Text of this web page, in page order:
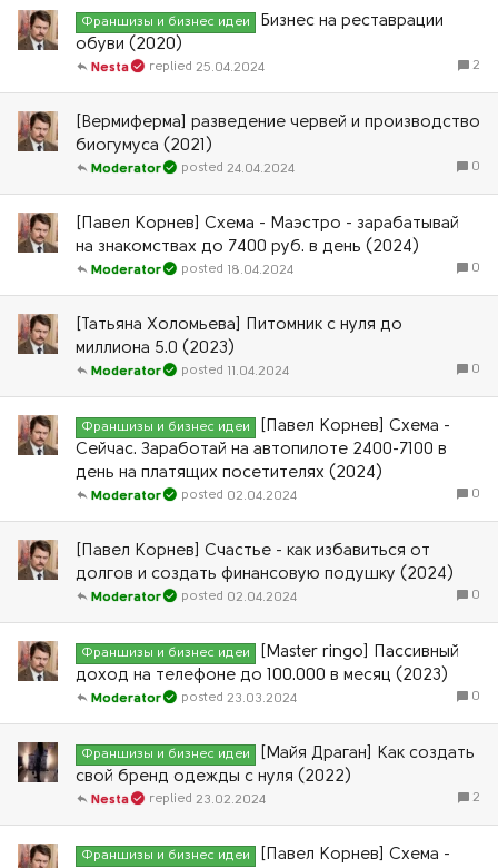
Франшизы и бизнес идеи
Бизнес на реставрации
обуви (2020)
2
25.04.2024
Nesta
[Вермиферма] разведение червей и производство
биогумуса (2021)
0
24.04.2024
Moderator
[Павел Корнев] Схема - Маэстро - зарабатывай
на знакомствах до 7400 руб. в день (2024)
0
18.04.2024
Moderator
[Татьяна Холомьева] Питомник с нуля до
миллиона 5.0 (2023)
0
11.04.2024
Moderator
Франшизы и бизнес идеи
[Павел Корнев] Схема -
Сейчас. Заработай на автопилоте 2400-7100 в
день на платящих посетителях (2024)
0
02.04.2024
Moderator
[Павел Корнев] Счастье - как избавиться от
долгов и создать финансовую подушку (2024)
0
02.04.2024
Moderator
Франшизы и бизнес идеи
[Master ringo] Пассивный
доход на телефоне до 100.000 в месяц (2023)
0
23.03.2024
Moderator
Франшизы и бизнес идеи
[Майя Драган] Как создать
свой бренд одежды с нуля (2022)
2
23.02.2024
Nesta
Франшизы и бизнес идеи [Павел Корнев] Схема -